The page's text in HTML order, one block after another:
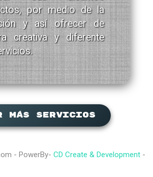
por medio de la
y así ofrecer de
creativa y diferente
más servicios
- PowerBy- CD Create & Development -